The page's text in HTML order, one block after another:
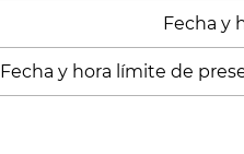
Fecha y
Fecha y hora límite de